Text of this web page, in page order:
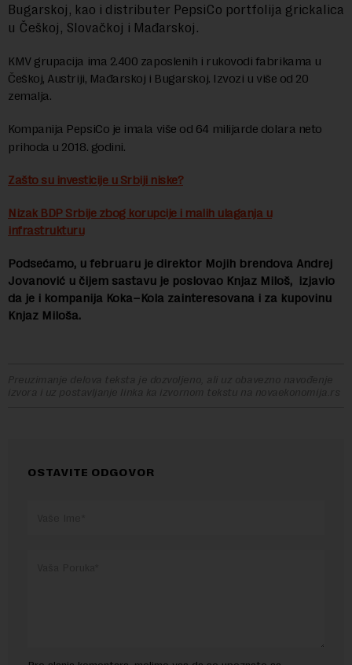
Bugarskoj, kao i distributer PepsiCo portfolija grickalica
u Češkoj, Slovačkoj i Mađarskoj.
KMV grupacija ima 2.400 zaposlenih i rukovodi fabrikama u
Češkoj, Austriji, Mađarskoj i Bugarskoj. Izvozi u više od 20
zemalja.
Kompanija PepsiCo je imala više od 64 milijarde dolara neto
prihoda u 2018. godini.
Zašto su investicije u Srbiji niske?
Nizak BDP Srbije zbog korupcije i malih ulaganja u
infrastrukturu
Podsećamo, u februaru je direktor Mojih brendova Andrej
Jovanović u čijem sastavu je poslovao Knjaz Miloš, izjavio
da je i kompanija Koka–Kola zainteresovana i za kupovinu
Knjaz Miloša.
Preuzimanje delova teksta je dozvoljeno, ali uz obavezno navođenje
izvora i uz postavljanje linka ka izvornom tekstu na novaekonomija.rs
OSTAVITE ODGOVOR